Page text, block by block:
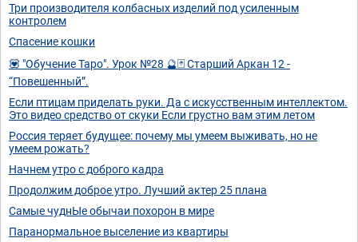
Три производителя колбасных изделий под усиленным
контролем
Спасение кошки
💟 "Обучение Таро". Урок №28 🔮🃏 Старший Аркан 12 -
“Повешенный”.
Если птицам приделать руки. Да с искусственным интеллектом.
Это видео средство от скуки Если грустно вам этим летом
Россия теряет будущее: почему мы умеем выживать, но не
умеем рожать?
Начнем утро с доброго кадра
Продолжим доброе утро. Лучший актер 25 плана
Самые чуднЫе обычаи похорон в мире
Паранормальное выселение из квартиры